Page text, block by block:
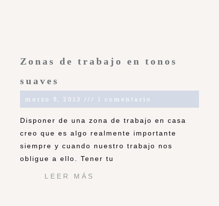
Zonas de trabajo en tonos
suaves
marzo 5, 2013 1 comentario
Disponer de una zona de trabajo en casa
creo que es algo realmente importante
siempre y cuando nuestro trabajo nos
obligue a ello. Tener tu
LEER MÁS